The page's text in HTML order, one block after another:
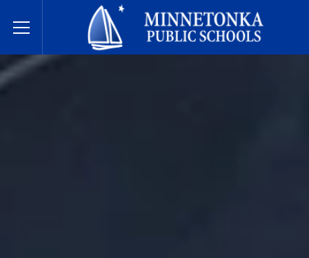
Toggle Menu
Minnetonka davlat maktablari